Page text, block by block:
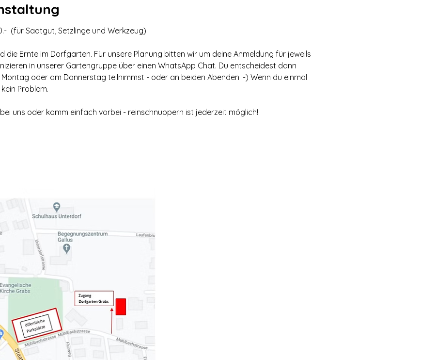
(für Saatgut, Setzlinge und Werkzeug)
die Ernte im Dorfgarten. Für unsere Planung bitten wir um deine Anmeldung für jeweils
in unserer Gartengruppe über einen WhatsApp Chat. Du entscheidest dann
oder am Donnerstag teilnimmst - oder an beiden Abenden :-) Wenn du einmal
Problem.
uns oder komm einfach vorbei - reinschnuppern ist jederzeit möglich!